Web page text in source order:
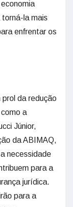
la mais
enfrentar os
da redução
a
Júnior,
da ABIMAQ,
necessidade
para a
jurídica.
para a